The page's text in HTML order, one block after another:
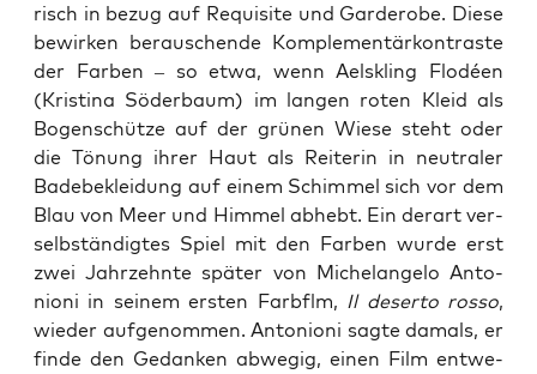
risch in bezug auf Requi­si­te und Gar­de­ro­be. Die­se
bewir­ken berau­schen­de Kom­ple­men­tär­kon­tras­te
der Far­ben – so etwa, wenn Aels­kling Flo­dé­en
(Kris­ti­na Söder­baum) im lan­gen roten Kleid als
Bogen­schüt­ze auf der grü­nen Wie­se steht oder
die Tönung ihrer Haut als Rei­te­rin in neu­tra­ler
Bade­be­klei­dung auf einem Schim­mel sich vor dem
Blau von Meer und Him­mel abhebt. Ein der­art ver­
selb­stän­dig­tes Spiel mit den Far­ben wur­de erst
zwei Jahr­zehn­te spä­ter von Michel­an­ge­lo Anto­
nio­ni in sei­nem ers­ten Farb­flm, Il deser­to rosso,
wie­der auf­ge­nom­men. Anto­nio­ni sag­te damals, er
fin­de den Gedan­ken abwe­gig, einen Film ent­we­